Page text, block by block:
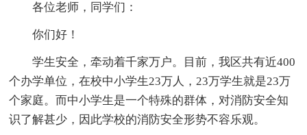
各位老师，同学们：
你们好！
学生安全，牵动着千家万户。目前，我区共有近400
个办学单位，在校中小学生23万人，23万学生就是23万
个家庭。而中小学生是一个特殊的群体，对消防安全知
识了解甚少，因此学校的消防安全形势不容乐观。